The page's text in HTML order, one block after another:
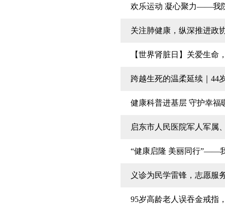
欢乐运动 凝心聚力——我
关注肺健康，纵深推进政
【世界肾脏日】关爱生命
跨越生死的温柔延续｜44
健康科普进基层 守护幸福
启东市人民医院军人军属
“健康启隆 美丽同行”——
义诊为民学雷锋，志愿
95岁高龄老人误吞金戒指